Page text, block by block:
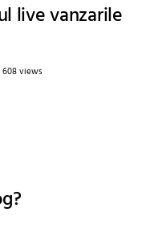
live vanzarile
608 views